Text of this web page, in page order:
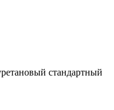
стандартный